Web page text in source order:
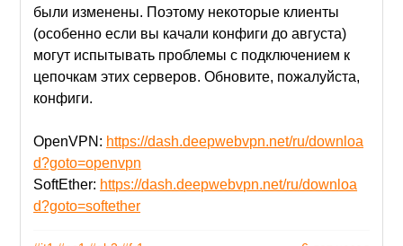
были изменены. Поэтому некоторые клиенты
(особенно если вы качали конфиги до августа)
могут испытывать проблемы с подключением к
цепочкам этих серверов. Обновите, пожалуйста,
конфиги.
OpenVPN: https://dash.deepwebvpn.net/ru/downloa
d?goto=openvpn
SoftEther: https://dash.deepwebvpn.net/ru/downloa
d?goto=softether